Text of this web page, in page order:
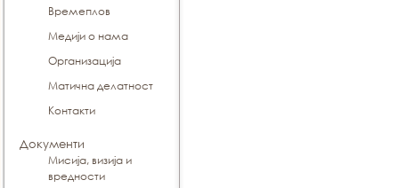
Времеплов
Медији о нама
Организација
Матична делатност
Контакти
Документи
Мисија, визија и
вредности